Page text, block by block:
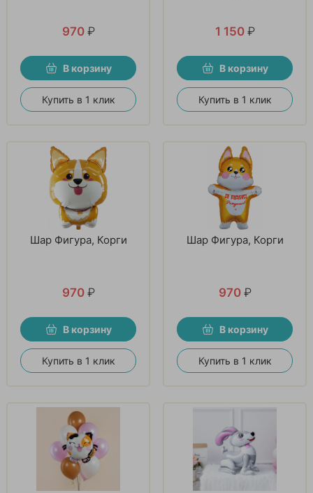
970 ₽
В корзину
Купить в 1 клик
1 150 ₽
В корзину
Купить в 1 клик
Шар Фигура, Корги
970 ₽
В корзину
Купить в 1 клик
Шар Фигура, Корги
970 ₽
В корзину
Купить в 1 клик